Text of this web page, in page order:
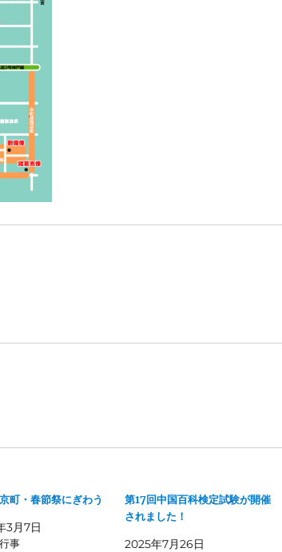
町・春節祭にぎわう
3月7日
事
第17回中国百科検定試験が開催
されました！
2025年7月26日